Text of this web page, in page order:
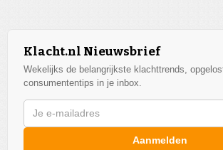
Klacht.nl Nieuwsbrief
Wekelijks de belangrijkste klachttrends,
consumententips in je inbox.
Aanmelden